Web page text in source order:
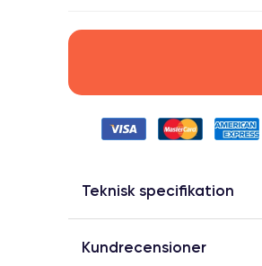
Teknisk specifikation
Kundrecensioner